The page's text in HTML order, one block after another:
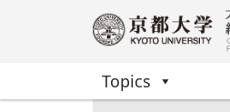
Topics